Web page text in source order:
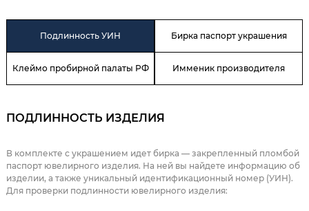
Подлинность УИН Бирка паспорт украшения
Клеймо пробирной палаты РФ Имменик производителя
ПОДЛИННОСТЬ ИЗДЕЛИЯ
В комплекте с украшением идет бирка — закрепленный пломбой
паспорт ювелирного изделия. На ней вы найдете информацию об
изделии, а также уникальный идентификационный номер (УИН).
Для проверки подлинности ювелирного изделия: